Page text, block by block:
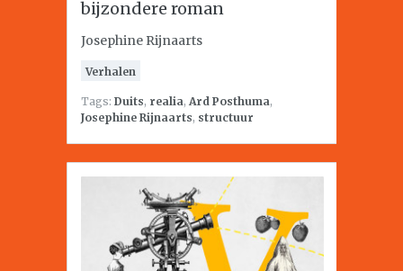
bijzondere roman
Josephine Rijnaarts
Verhalen
Tags: Duits, realia, Ard Posthuma,
Josephine Rijnaarts, structuur